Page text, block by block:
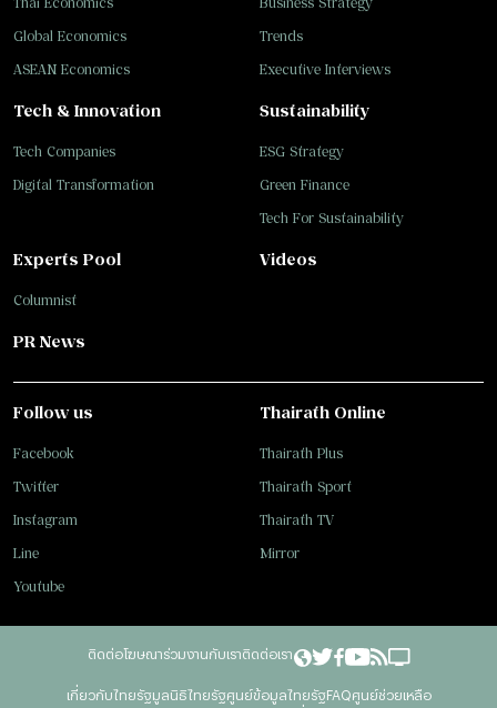
Trends
Executive Interviews
Tech & Innovation
Tech Companies
Digital Transformation
Sustainability
ESG Strategy
Green Finance
Tech For Sustainability
Global Economics
ASEAN Economics
Experts Pool
Columnist
Videos
PR News
Follow us
Facebook
Twitter
Instagram
Line
Youtube
Thairath Online
Thairath Plus
Thairath Sport
Thairath TV
Mirror
ติดต่อโฆษณาร่วมงานกับเราติดต่อเรา
เกี่ยวกับไทยรัฐมูลนิธิไทยรัฐศูนย์ข้อมูลไทยรัฐFAQศูนย์ช่วยเหลือ